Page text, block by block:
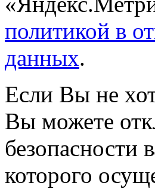
политикой в
данных.
Если Вы не
Вы можете
безопасности
которого